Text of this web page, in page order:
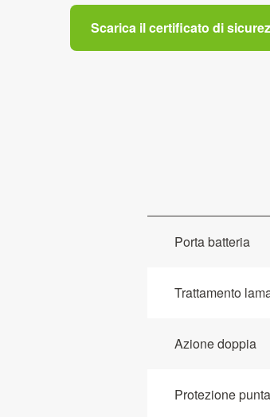
Scarica il certificato di
Porta batteria
Trattamento
Azione doppia
Protezione